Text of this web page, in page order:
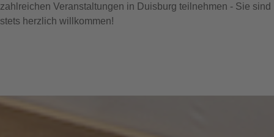
zahlreichen Veranstaltungen in Duisburg teilnehmen - Sie sind
stets herzlich willkommen!